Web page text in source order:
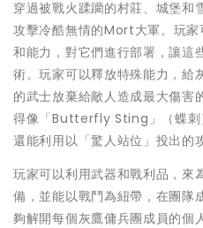
穿過被戰火蹂躪的村莊、城堡和
攻擊冷酷無情的Mort大軍。玩
和能力，對它們進行部署，讓這
術。玩家可以釋放特殊能力，給
的武士放棄給敵人造成最大傷害
得像「Butterfly Sting」（蝶刺
還能利用以「驚人站位」投出的
玩家可以利用武器和戰利品，來
備，並能以戰鬥為紐帶，在團隊
夠解開每個灰鷹傭兵團成員的個